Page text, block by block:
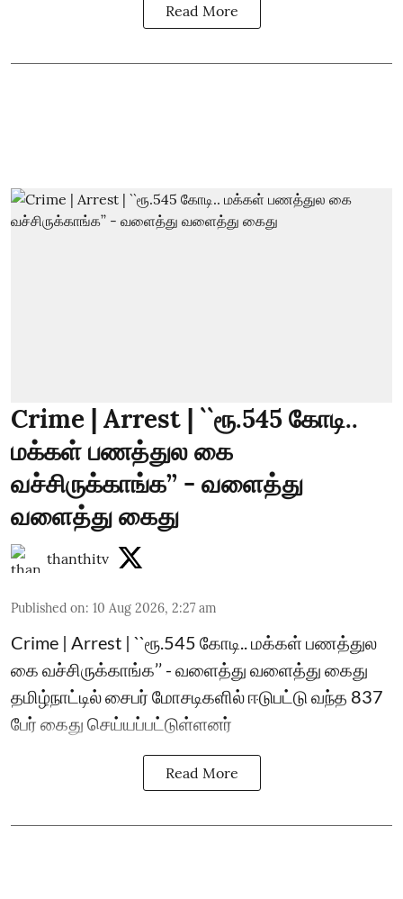
Read More
Crime | Arrest | ``ரூ.545 கோடி..
மக்கள் பணத்துல கை
வச்சிருக்காங்க’’ - வளைத்து
வளைத்து கைது
thanthitv
Published on: 10 Aug 2026, 2:27 am
Crime | Arrest | ``ரூ.545 கோடி.. மக்கள் பணத்துல
கை வச்சிருக்காங்க’’ - வளைத்து வளைத்து கைது
தமிழ்நாட்டில் சைபர் மோசடிகளில் ஈடுபட்டு வந்த 837
பேர் கைது செய்யப்பட்டுள்ளனர்
Read More